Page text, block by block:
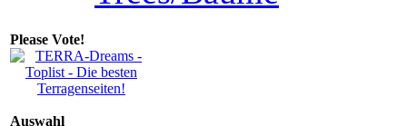
Please Vote!
Auswahl